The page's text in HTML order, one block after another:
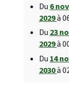
Du 6
2029à
Du23
2029à
Du 14
2030à